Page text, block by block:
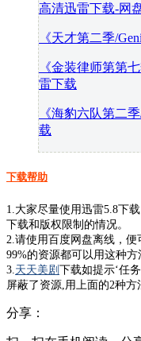
高清迅雷下载-网
《天才第二季/
《金装律师第第
雷下载
《海豹六队第二
载
下载帮助
1.大家尽量使用迅雷5.8下
下载和版权限制的情况。
2.请使用百度网盘离线，
99%的资源都可以用这种
3.天天美剧 下载如提示‘任
屏蔽了资源,用上面的2种方
分享：